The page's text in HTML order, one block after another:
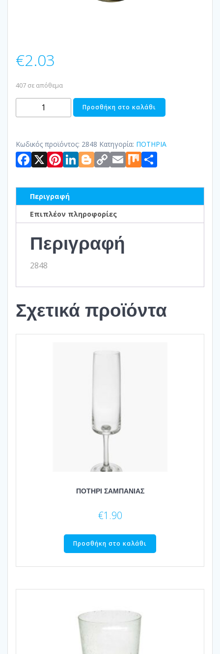
€2.03
407 σε απόθεμα
ΠΟΤΗΡΙ
ΦΥΣΗΤΟ
Προσθήκη στο καλάθι
Κωδικός προϊόντος: 2848 Κατηγορία: ΠΟΤΗΡΙΑ
Facebook
X Pinterest
LinkedIn
Blogger
Copy
Link
Email
Mix
Περιγραφή
Επιπλέον πληροφορίες
Περιγραφή
2848
Σχετικά προϊόντα
ΠΟΤΗΡΙ ΣΑΜΠΑΝΙΑΣ
€1.90
Προσθήκη στο καλάθι